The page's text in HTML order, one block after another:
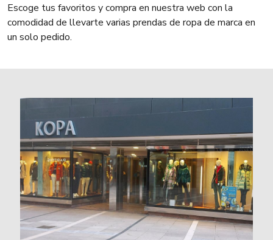
Escoge tus favoritos y compra en nuestra web con la
comodidad de llevarte varias prendas de ropa de marca en
un solo pedido.